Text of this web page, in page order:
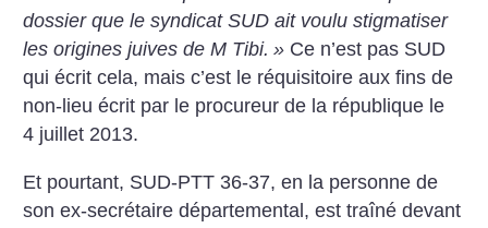
dossier que le syndicat SUD ait voulu stigmatiser
les origines juives de M Tibi. » Ce n’est pas SUD
qui écrit cela, mais c’est le réquisitoire aux fins de
non-lieu écrit par le procureur de la république le
4 juillet 2013.
Et pourtant, SUD-PTT 36-37, en la personne de
son ex-secrétaire départemental, est traîné devant